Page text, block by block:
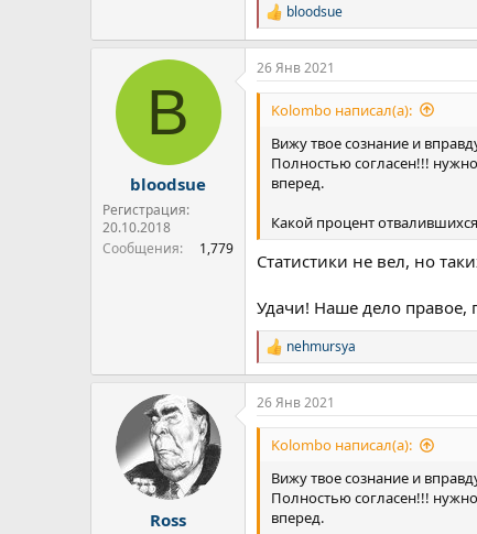
Р
е
а
к
ц
и
bloodsue
B
bloodsue
Регистрация:
20.10.2018
Сообщения
1,779
26 Янв 2021
Kolombo написал(а):
Вижу твое сознание и
Полностью согласен!!!
вперед.
Какой процент
Статистики не вел, но
Удачи! Наше дело правое,
Р
е
а
к
ц
и
nehmursya
Ross
26 Янв 2021
Kolombo написал(а):
Вижу твое сознание и
Полностью согласен!!!
вперед.